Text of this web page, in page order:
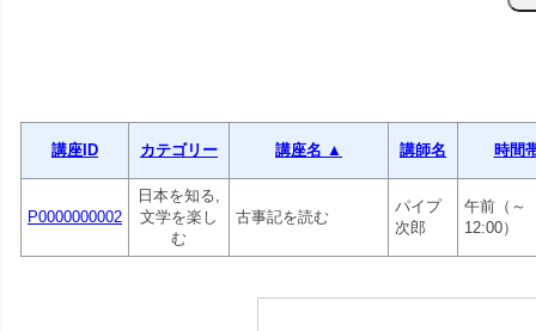
講座ID カテゴリー 講座名 ▲ 講師名 時間
P0000000002
日本を知る,
文学を楽し
む
古事記を読む
パイプ
次郎
午前（～
12:00）